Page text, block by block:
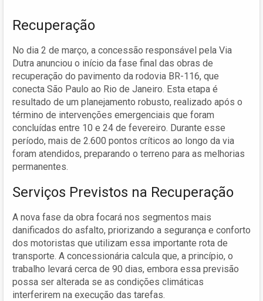
Recuperação
No dia 2 de março, a concessão responsável pela Via
Dutra anunciou o início da fase final das obras de
recuperação do pavimento da rodovia BR-116, que
conecta São Paulo ao Rio de Janeiro. Esta etapa é
resultado de um planejamento robusto, realizado após o
término de intervenções emergenciais que foram
concluídas entre 10 e 24 de fevereiro. Durante esse
período, mais de 2.600 pontos críticos ao longo da via
foram atendidos, preparando o terreno para as melhorias
permanentes.
Serviços Previstos na Recuperação
A nova fase da obra focará nos segmentos mais
danificados do asfalto, priorizando a segurança e conforto
dos motoristas que utilizam essa importante rota de
transporte. A concessionária calcula que, a princípio, o
trabalho levará cerca de 90 dias, embora essa previsão
possa ser alterada se as condições climáticas
interferirem na execução das tarefas.